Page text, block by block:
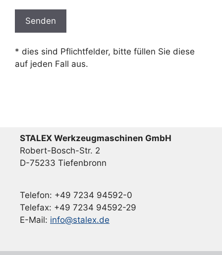
Bitte lasse dieses Feld leer.
* dies sind Pflichtfelder, bitte füllen Sie diese
auf jeden Fall aus.
STALEX Werkzeugmaschinen GmbH
Robert-Bosch-Str. 2
D-75233 Tiefenbronn
Telefon: +49 7234 94592-0
Telefax: +49 7234 94592-29
E-Mail: info@stalex.de